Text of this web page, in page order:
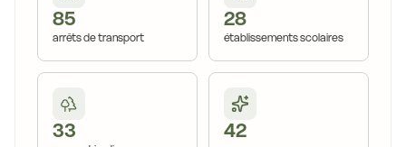
85
arrêts de transport
28
établissements scolaires
33 42